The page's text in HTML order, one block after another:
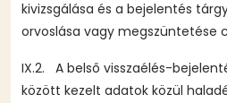
kivizsgálása és a bejelentés
orvoslása vagy megszüntetése
IX.2. A belső visszaélés-
között kezelt adatok közül